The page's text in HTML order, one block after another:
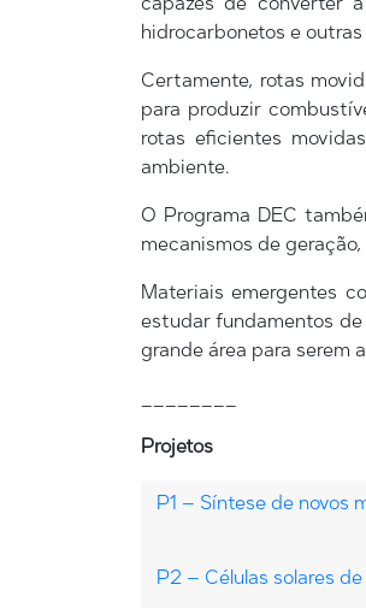
hidrocarbonetos e
Certamente, rotas
para produzir
rotas eficientes
ambiente.
O Programa DEC
mecanismos de
Materiais emergentes
estudar fundamentos de
grande área para serem
Projetos
P1 – Síntese de novos
P2 – Células solares